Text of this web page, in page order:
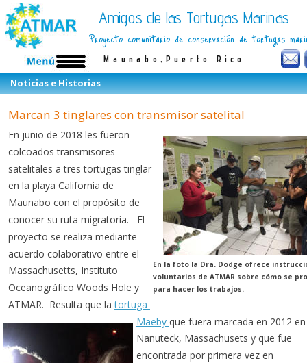
Marcan 3 tinglares con transmisor satelital
En junio de 2018 les fueron
colcoados transmisores
satelitales a tres tortugas tinglar
en la playa California de
Maunabo con el propósito de
conocer su ruta migratoria.   El
proyecto se realiza mediante
acuerdo colaborativo entre el
Massachusetts, Instituto
Oceanográfico Woods Hole y
ATMAR.  Resulta que la tortuga
Maeby que fuera marcada en 2012
Nanuteck, Massachusets y que fue
encontrada por primera vez en
En la foto la Dra. Dodge ofrece
voluntarios de ATMAR sobre cómo se
para hacer los trabajos.
Maunabo,Puerto Rico
Amigos de las Tortugas Marinas
Proyecto comunitario de conservación de tortugas
Noticias e Historias